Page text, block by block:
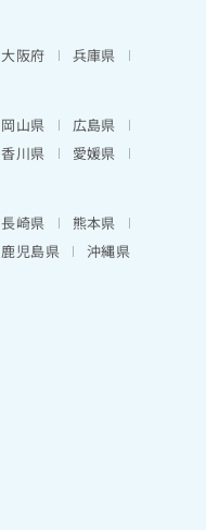
大阪府
兵庫県
岡山県
広島県
香川県
愛媛県
長崎県
熊本県
鹿児島県 沖縄県